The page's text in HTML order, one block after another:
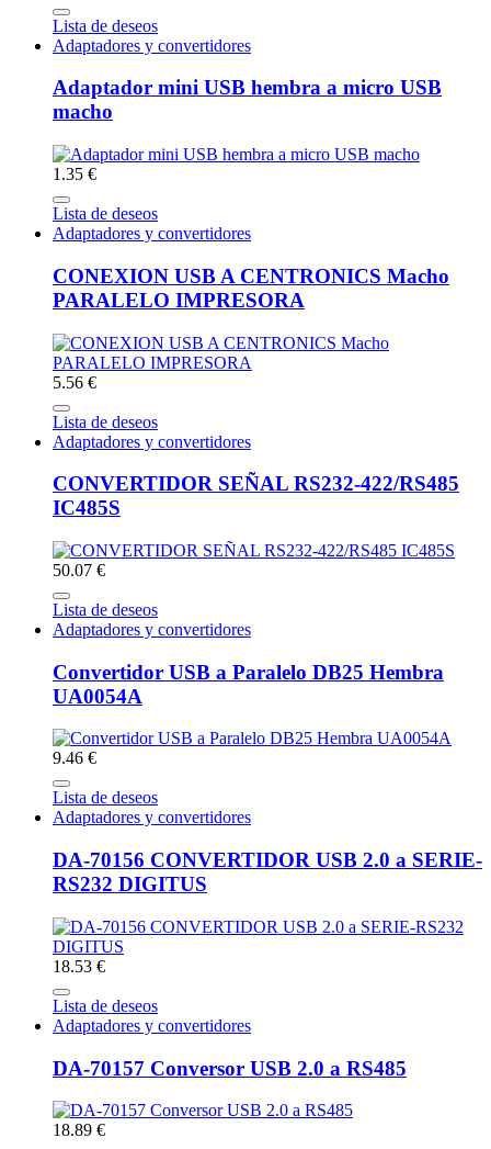
Lista de deseos
Adaptadores y convertidores
Adaptador mini USB hembra a micro USB
macho
1.35 €
Lista de deseos
Adaptadores y convertidores
CONEXION USB A CENTRONICS Macho
PARALELO IMPRESORA
5.56 €
Lista de deseos
Adaptadores y convertidores
CONVERTIDOR SEÑAL RS232-422/RS485
IC485S
50.07 €
Lista de deseos
Adaptadores y convertidores
Convertidor USB a Paralelo DB25 Hembra
UA0054A
9.46 €
Lista de deseos
Adaptadores y convertidores
DA-70156 CONVERTIDOR USB 2.0 a SERIE-
RS232 DIGITUS
18.53 €
Lista de deseos
Adaptadores y convertidores
DA-70157 Conversor USB 2.0 a RS485
18.89 €